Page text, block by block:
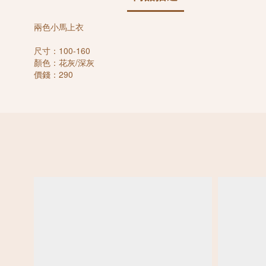
兩色小馬上衣
尺寸：100-160
顏色：花灰/深灰
價錢：290